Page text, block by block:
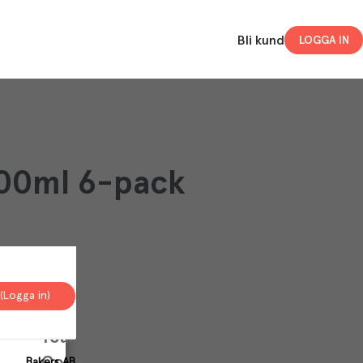
Bli kund LOGGA IN
6-pack
in)
Your